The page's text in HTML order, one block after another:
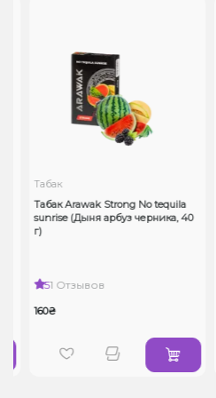
Табак
Табак Arawak Strong No tequila
sunrise (Дыня арбуз черника, 40
г)
51 Отзывов
160₴